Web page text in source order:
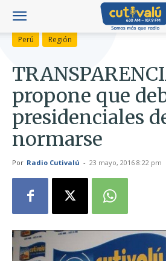
Perú Región
propone que
presidenciales
normarse
Por Radio Cutivalú - 23 mayo, 2016 8:22 pm